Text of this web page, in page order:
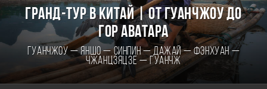
Гранд-тур в Китай | От Гуанчжоу до
гор Аватара
Гуанчжоу — Яншо — Синпин — Дажай — Фэнхуан —
Чжанцзяцзе — Гуанчж